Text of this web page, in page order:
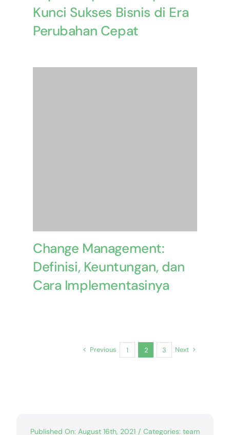
Kunci Sukses Bisnis di Era
Perubahan Cepat
Change Management:
Definisi, Keuntungan, dan
Cara Implementasinya
Previous 1 2 3 Next
Published On: August 16th, 2021 / Categories: team